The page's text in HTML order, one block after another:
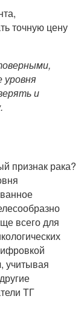
точную цену
уровня
и
признак рака?
всего для
учитывая
ТГ